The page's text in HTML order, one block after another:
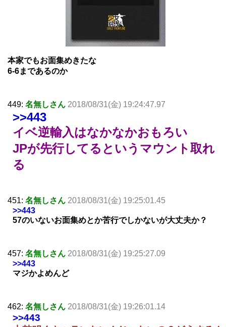
本家でもお面集めきたな
6-6まであるのか
449: 名無しさん 2018/08/31(金) 19:24:47.97
>>443
イベ逆輸入はなかなかおもろい
JPが先行してるというマウント取れ
る
451: 名無しさん 2018/08/31(金) 19:25:01.45
>>443
57のいないお面集めとか苦行でしかないが大丈夫か？
457: 名無しさん 2018/08/31(金) 19:25:27.09
>>443
マジかよめんど
462: 名無しさん 2018/08/31(金) 19:26:01.14
>>443